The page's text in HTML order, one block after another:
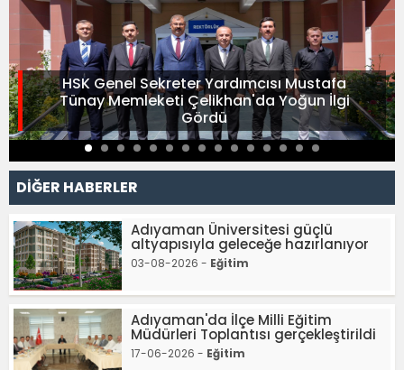
HSK Genel Sekreter Yardımcısı Mustafa
Tünay Memleketi Çelikhan'da Yoğun İlgi
Gördü
DİĞER HABERLER
Adıyaman Üniversitesi güçlü
altyapısıyla geleceğe hazırlanıyor
03-08-2026 - Eğitim
Adıyaman'da İlçe Milli Eğitim
Müdürleri Toplantısı gerçekleştirildi
17-06-2026 - Eğitim